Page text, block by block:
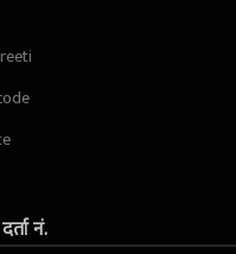
नं.